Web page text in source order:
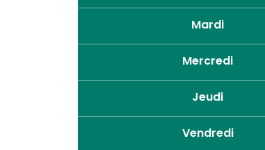
Mardi
Mercredi
Jeudi
Vendredi